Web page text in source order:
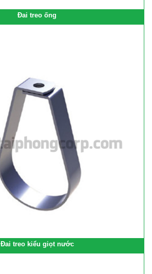
Đai treo ống
Đai treo kiểu giọt nước